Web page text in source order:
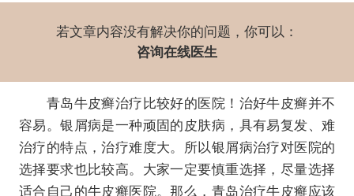
若文章内容没有解决你的问题，你可以：
咨询在线医生
青岛牛皮癣治疗比较好的医院！治好牛皮癣并不
容易。银屑病是一种顽固的皮肤病，具有易复发、难
治疗的特点，治疗难度大。所以银屑病治疗对医院的
选择要求也比较高。大家一定要慎重选择，尽量选择
适合自己的牛皮癣医院。那么，青岛治疗牛皮癣应该